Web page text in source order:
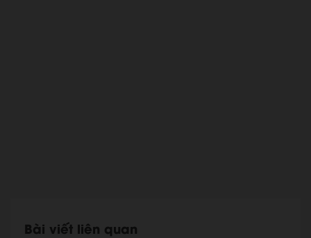
Bài viết liên quan